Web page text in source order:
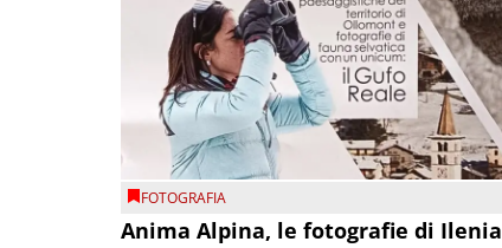
FOTOGRAFIA
Anima Alpina, le fotografie di Ilenia